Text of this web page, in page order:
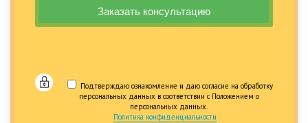
Подтверждаю ознакомление и даю согласие на обработку
персональных данных в соответствии с Положением о
персональных данных.
Политика конфиденциальности